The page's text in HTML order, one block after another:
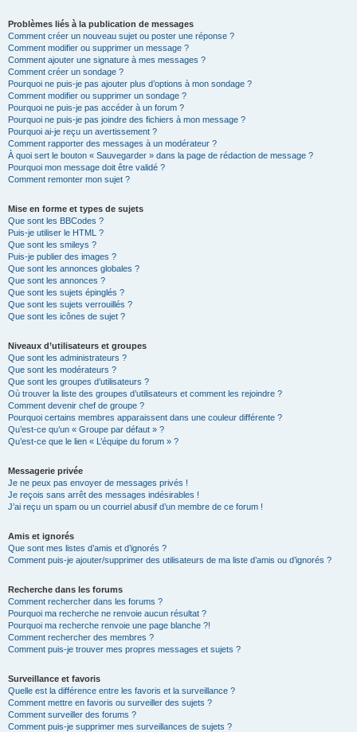
Problèmes liés à la publication de messages
Comment créer un nouveau sujet ou poster une réponse ?
Comment modifier ou supprimer un message ?
Comment ajouter une signature à mes messages ?
Comment créer un sondage ?
Pourquoi ne puis-je pas ajouter plus d’options à mon sondage ?
Comment modifier ou supprimer un sondage ?
Pourquoi ne puis-je pas accéder à un forum ?
Pourquoi ne puis-je pas joindre des fichiers à mon message ?
Pourquoi ai-je reçu un avertissement ?
Comment rapporter des messages à un modérateur ?
À quoi sert le bouton « Sauvegarder » dans la page de rédaction de message ?
Pourquoi mon message doit être validé ?
Comment remonter mon sujet ?
Mise en forme et types de sujets
Que sont les BBCodes ?
Puis-je utiliser le HTML ?
Que sont les smileys ?
Puis-je publier des images ?
Que sont les annonces globales ?
Que sont les annonces ?
Que sont les sujets épinglés ?
Que sont les sujets verrouillés ?
Que sont les icônes de sujet ?
Niveaux d’utilisateurs et groupes
Que sont les administrateurs ?
Que sont les modérateurs ?
Que sont les groupes d’utilisateurs ?
Où trouver la liste des groupes d’utilisateurs et comment les rejoindre ?
Comment devenir chef de groupe ?
Pourquoi certains membres apparaissent dans une couleur différente ?
Qu’est-ce qu’un « Groupe par défaut » ?
Qu’est-ce que le lien « L’équipe du forum » ?
Messagerie privée
Je ne peux pas envoyer de messages privés !
Je reçois sans arrêt des messages indésirables !
J’ai reçu un spam ou un courriel abusif d’un membre de ce forum !
Amis et ignorés
Que sont mes listes d’amis et d’ignorés ?
Comment puis-je ajouter/supprimer des utilisateurs de ma liste d’amis ou d’ignorés ?
Recherche dans les forums
Comment rechercher dans les forums ?
Pourquoi ma recherche ne renvoie aucun résultat ?
Pourquoi ma recherche renvoie une page blanche ?!
Comment rechercher des membres ?
Comment puis-je trouver mes propres messages et sujets ?
Surveillance et favoris
Quelle est la différence entre les favoris et la surveillance ?
Comment mettre en favoris ou surveiller des sujets ?
Comment surveiller des forums ?
Comment puis-je supprimer mes surveillances de sujets ?